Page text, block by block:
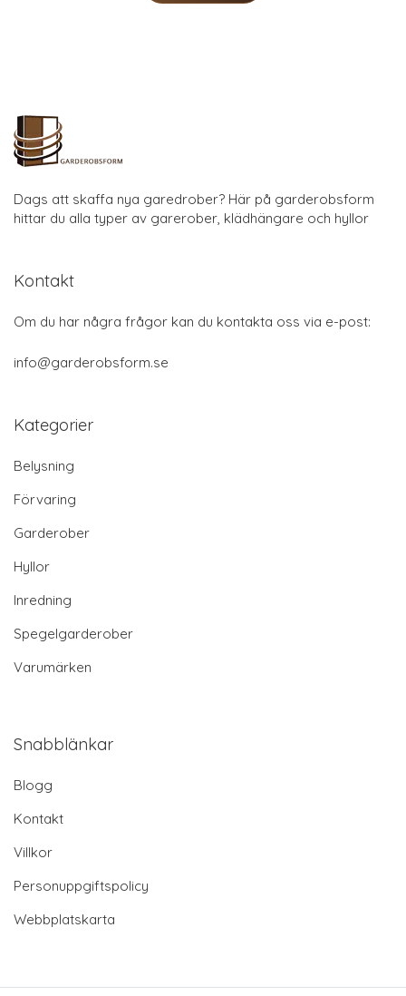
Dags att skaffa nya garedrober? Här på garderobsform
hittar du alla typer av garerober, klädhängare och hyllor
Kontakt
Om du har några frågor kan du kontakta oss via e-post:
info@garderobsform.se
Kategorier
Belysning
Förvaring
Garderober
Hyllor
Inredning
Spegelgarderober
Varumärken
Snabblänkar
Blogg
Kontakt
Villkor
Personuppgiftspolicy
Webbplatskarta